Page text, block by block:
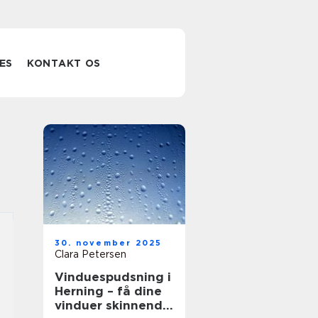
KONTAKT OS
30. november 2025
Clara Petersen
Vinduespudsning i
Herning – få dine
vinduer skinnende